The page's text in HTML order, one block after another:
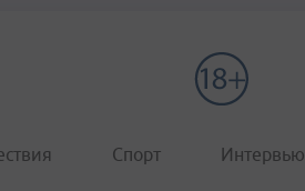
Спорт Интервью